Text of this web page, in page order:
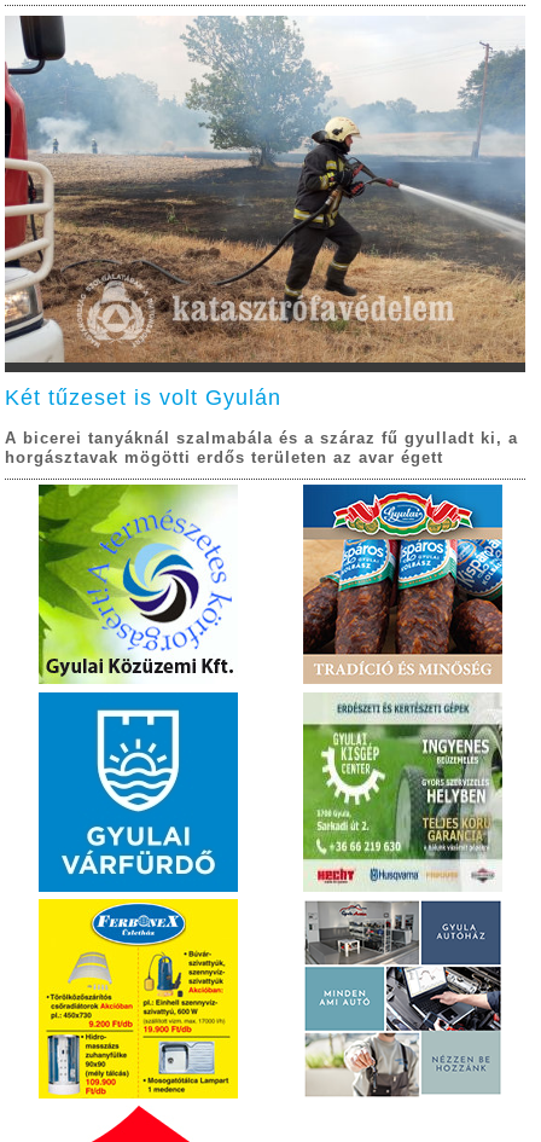
Két tűzeset is volt Gyulán
A bicerei tanyáknál szalmabála és a száraz fű gyulladt ki, a
horgásztavak mögötti erdős területen az avar égett